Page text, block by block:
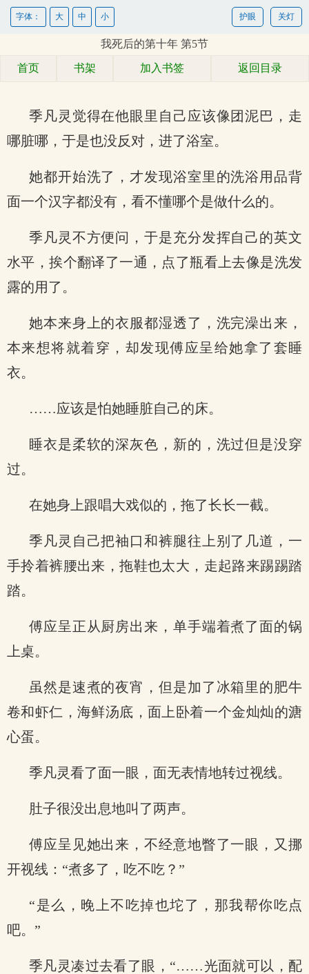
关灯
护眼
字体： 大 中 小
我死后的第十年 第5节
首页 书架 加入书签 返回目录
季凡灵觉得在他眼里自己应该像团泥巴，走
哪脏哪，于是也没反对，进了浴室。
她都开始洗了，才发现浴室里的洗浴用品背
面一个汉字都没有，看不懂哪个是做什么的。
季凡灵不方便问，于是充分发挥自己的英文
水平，挨个翻译了一通，点了瓶看上去像是洗发
露的用了。
她本来身上的衣服都湿透了，洗完澡出来，
本来想将就着穿，却发现傅应呈给她拿了套睡
衣。
……应该是怕她睡脏自己的床。
睡衣是柔软的深灰色，新的，洗过但是没穿
过。
在她身上跟唱大戏似的，拖了长长一截。
季凡灵自己把袖口和裤腿往上别了几道，一
手拎着裤腰出来，拖鞋也太大，走起路来踢踢踏
踏。
傅应呈正从厨房出来，单手端着煮了面的锅
上桌。
虽然是速煮的夜宵，但是加了冰箱里的肥牛
卷和虾仁，海鲜汤底，面上卧着一个金灿灿的溏
心蛋。
季凡灵看了面一眼，面无表情地转过视线。
肚子很没出息地叫了两声。
傅应呈见她出来，不经意地瞥了一眼，又挪
开视线：“煮多了，吃不吃？”
“是么，晚上不吃掉也坨了，那我帮你吃点
吧。”
季凡灵凑过去看了眼，“……光面就可以，配